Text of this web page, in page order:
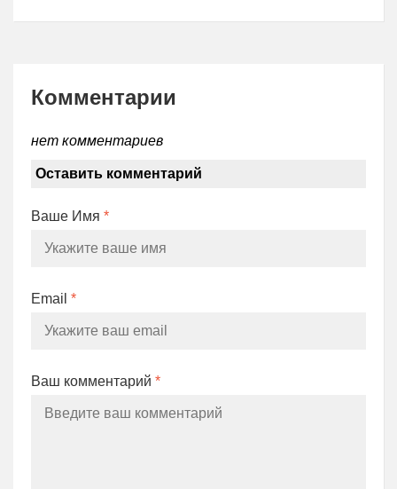
Комментарии
нет комментариев
Оставить комментарий
Ваше Имя *
Email *
Ваш комментарий *